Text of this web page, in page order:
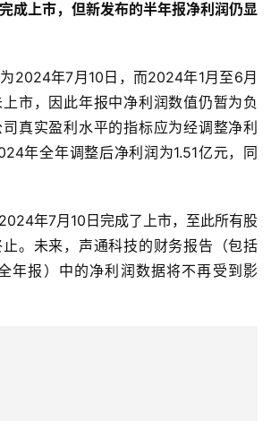
成上市，但新发布的半年报净利润仍显
2024年7月10日，而2024年1月至6月
市，因此年报中净利润数值仍暂为负
真实盈利水平的指标应为经调整净利
年全年调整后净利润为1.51亿元，同
年7月10日完成了上市，至此所有股
。未来，声通科技的财务报告（包括
年报）中的净利润数据将不再受到影